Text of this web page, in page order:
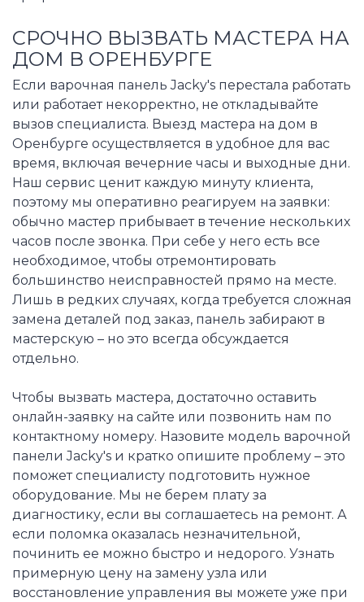
СРОЧНО ВЫЗВАТЬ МАСТЕРА НА
ДОМ В ОРЕНБУРГЕ
Если варочная панель Jacky's перестала работать
или работает некорректно, не откладывайте
вызов специалиста. Выезд мастера на дом в
Оренбурге осуществляется в удобное для вас
время, включая вечерние часы и выходные дни.
Наш сервис ценит каждую минуту клиента,
поэтому мы оперативно реагируем на заявки:
обычно мастер прибывает в течение нескольких
часов после звонка. При себе у него есть все
необходимое, чтобы отремонтировать
большинство неисправностей прямо на месте.
Лишь в редких случаях, когда требуется сложная
замена деталей под заказ, панель забирают в
мастерскую – но это всегда обсуждается
отдельно.
Чтобы вызвать мастера, достаточно оставить
онлайн-заявку на сайте или позвонить нам по
контактному номеру. Назовите модель варочной
панели Jacky's и кратко опишите проблему – это
поможет специалисту подготовить нужное
оборудование. Мы не берем плату за
диагностику, если вы соглашаетесь на ремонт. А
если поломка оказалась незначительной,
починить ее можно быстро и недорого. Узнать
примерную цену на замену узла или
восстановление управления вы можете уже при